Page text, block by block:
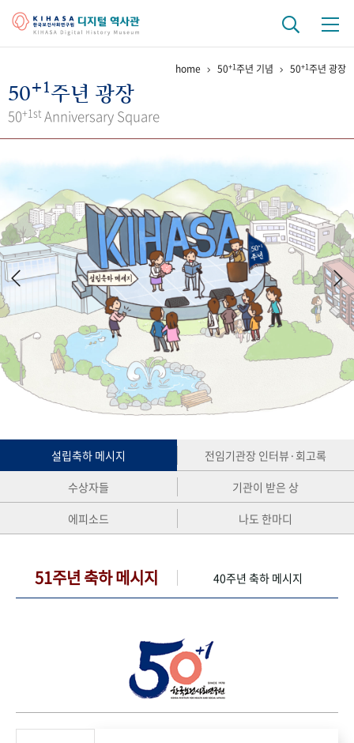
걸어온 길 기관 변천사
키워드로 보는 연구 역사
연구자들
간행물 변천사
기록물 아카이브
사진 아카이브 문서 기록물 행정박물 영상 기록물
50+1 주년 기념
성과 50선 숫자로 보는 50년 50
주년 광장
세계와 함께 한 KIHASA
VR 역사관
home 50+1주년 기념 50+1주년 광장
50+1주년 광장
50+1st Anniversary Square
설립축하 메시지
전임기관장 인터뷰·회고록
수상자들
기관이 받은 상
에피소드
나도 한마디
51주년 축하 메시지 40주년 축하 메시지